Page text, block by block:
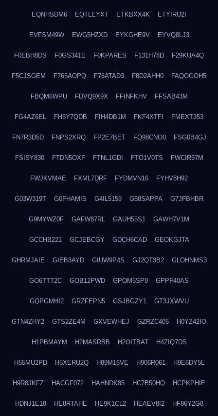
EQNHSDM6 EQTLEYXT ETKBXX4K ETYIRU2I
EVFSM49W EWG5HZXD EYKGHE9V EYVQ8LJ3
F0EBH8DS F0GS341E F0KPARES F131H78D F29KUA4Q
F5CJSGEM F765AOPQ F76ATAD3 F8D2AHH0 FAQOGOH5
FBQM6WPU FDVQ9X9X FFINFKHV FFSAB43M
FG4AZ6EL FH5Y7QDB FIH4DB1M FKF4XTFI FMEXT353
FN7R3D5D FNPS2XRQ FP2E7BET FQ98CNO0 FSG0B4GJ
FSISY830 FTDN5OXF FTNL1GDI FTO1V0TS FWCIR57M
FWJKVMAE FXML7DRF FYDMVN16 FYHV8H92
G03W319T G0FHAMIS G4IL5159 G58SAPPA G7JFBHBR
G9MYWZ0F GAFW87RL GAUH55S1 GAWH7V1M
GCCHB221 GCJEBCGY GDCH6CAD GEOKGJTA
GHRMJAIE GIEB3AYD GIUW9P4S GJ2QT3B2 GLOHNMS3
GO6TTT2C GOB12PWD GPOM5SP9 GPPF40AS
GQPGMHI2 GRZFEPN5 GSJBGZY1 GT3JXWVU
GTN4ZHY2 GTS2ZE4M GXVEWHEJ GZRZC405 H0YZ42IO
H1PBMAYM H2MASRBB H2OITBAT H4ZIQ7DS
H55MU2PD H5XERU2Q H89M16VE H906R061 H9E6DY5L
H9R8JKFZ HACGF072 HAHNDK85 HC7B50HQ HCPKPHIE
HDNJ1E18 HE8RTAHE HE9K1CL2 HEAEV8I2 HF86Y2G8